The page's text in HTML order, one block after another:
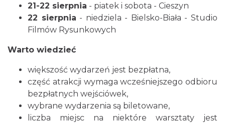
1.66 km
21-22 sierpnia - piatek i sobota - Cieszyn
22 sierpnia - niedziela - Bielsko-Biała - Studio
Filmów Rysunkowych
Warto wiedzieć
większość wydarzeń jest bezpłatna,
część atrakcji wymaga wcześniejszego odbioru
bezpłatnych wejściówek,
wybrane wydarzenia są biletowane,
liczba miejsc na niektóre warsztaty jest